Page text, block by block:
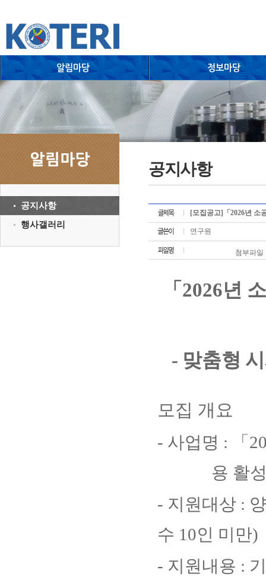
공지사항
행사갤러리
공지사항
[모집공고]「2026년 소
연구원
첨부파
「 2026년
- 맞춤형
모집 개요
- 사업명 : 「
용 활
- 지원대상 :
수 10인 미만)
- 지원내용 :